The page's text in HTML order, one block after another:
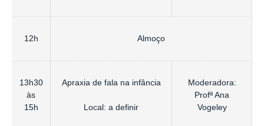
12h Almoço
13h30
às
15h
Apraxia de fala na infância
Local: a definir
Moderadora:
Profª Ana
Vogeley